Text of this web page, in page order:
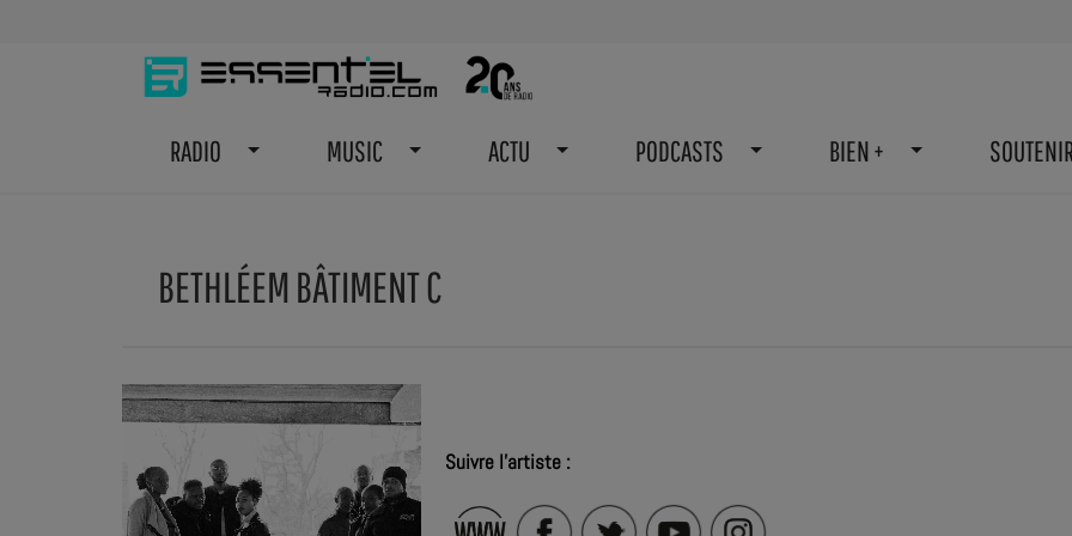
RADIO MUSIC ACTU PODCASTS BIEN +
BETHLÉEM BÂTIMENT C
Suivre l'artiste :